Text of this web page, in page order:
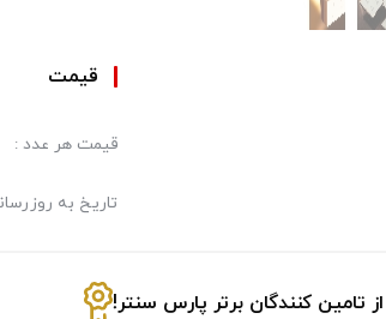
قیمت
قیمت هر عدد :
تاریخ به
تامین کنندگان برتر پارس سنتر!